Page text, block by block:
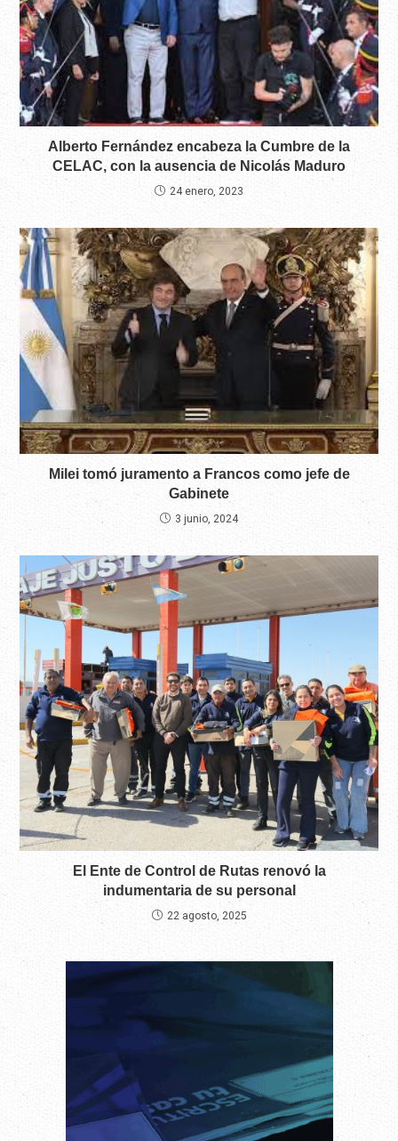
Alberto Fernández encabeza la Cumbre de la
CELAC, con la ausencia de Nicolás Maduro
24 enero, 2023
Milei tomó juramento a Francos como jefe de
Gabinete
3 junio, 2024
El Ente de Control de Rutas renovó la
indumentaria de su personal
22 agosto, 2025